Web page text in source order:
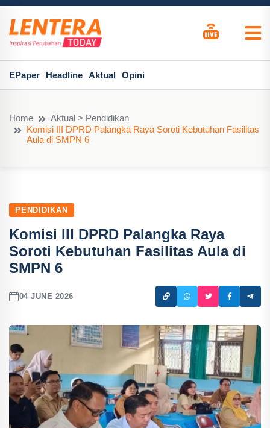
EPaper Headline Aktual Opini
Home
Aktual > Pendidikan
Komisi III DPRD Palangka Raya Soroti Kebutuhan Fasilitas
Aula di SMPN 6
PENDIDIKAN
Komisi III DPRD Palangka Raya
Soroti Kebutuhan Fasilitas Aula di
SMPN 6
04 JUNE 2026